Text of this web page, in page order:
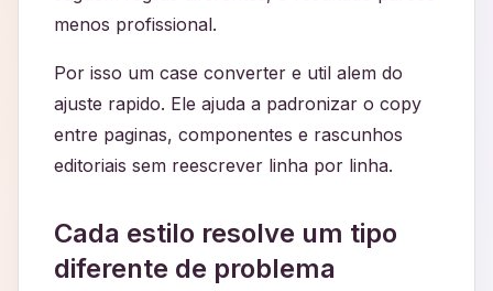
menos profissional.
Por isso um case converter e util alem do
ajuste rapido. Ele ajuda a padronizar o copy
entre paginas, componentes e rascunhos
editoriais sem reescrever linha por linha.
Cada estilo resolve um tipo
diferente de problema